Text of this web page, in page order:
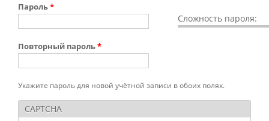
Сложность пароля:
Пароль*
Повторный пароль*
Укажите пароль для новой учётной записи в обоих полях.
CAPTCHA